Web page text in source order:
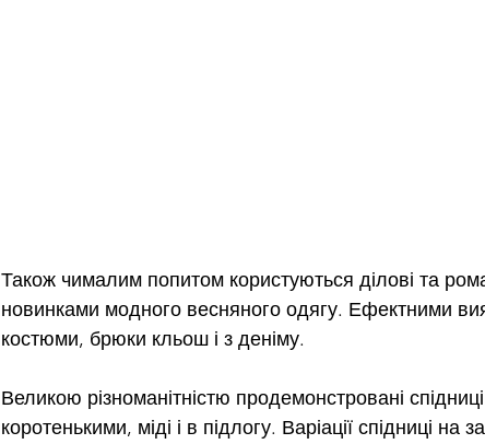
Також чималим попитом користуються ділові та
новинками модного весняного одягу. Ефектними
костюми, брюки кльош і з деніму.
Великою різноманітністю продемонстровані
коротенькими, міді і в підлогу. Варіації спідниці на